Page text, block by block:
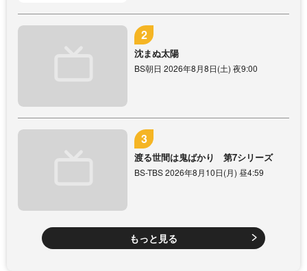
沈まぬ太陽
BS朝日 2026年8月8日(土) 夜9:00
渡る世間は鬼ばかり 第7シリーズ
BS-TBS 2026年8月10日(月) 昼4:59
もっと見る